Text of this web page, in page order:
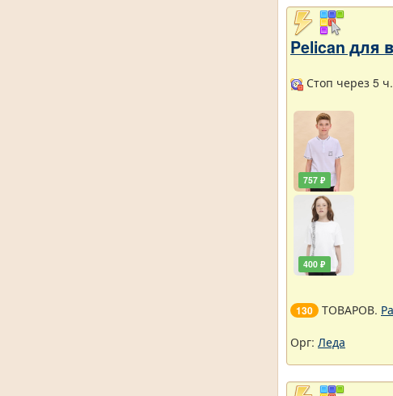
Pelican
Стоп через 5
757 ₽
400 ₽
130 ТОВАРОВ.
Орг: Леда